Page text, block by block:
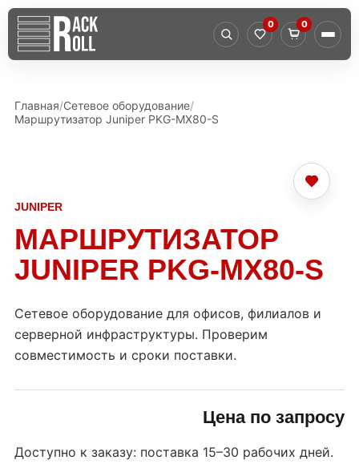
0 0
Главная Сетевое оборудование
Маршрутизатор Juniper PKG-MX80-S
JUNIPER
МАРШРУТИЗАТОР
JUNIPER PKG-MX80-S
Сетевое оборудование для офисов, филиалов и
серверной инфраструктуры. Проверим
совместимость и сроки поставки.
Цена по запросу
Доступно к заказу: поставка 15–30 рабочих дней.